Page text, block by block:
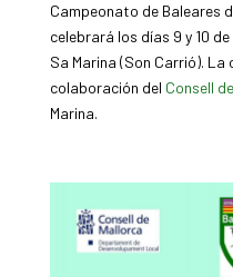
Campeonato de Baleares
celebrará los días 9 y 10
Sa Marina (Son Carrió).
colaboración del Consell
Marina.